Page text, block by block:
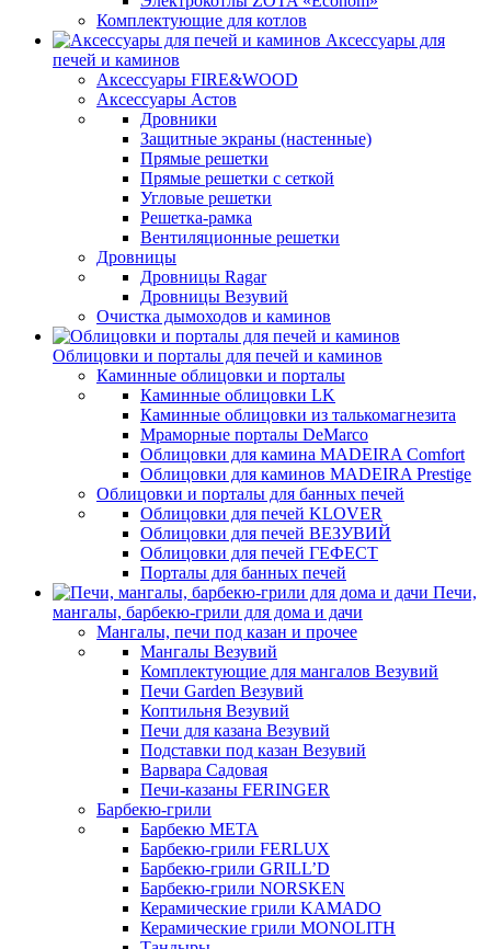
Комплектующие для котлов
Аксессуары для
печей и каминов
Аксессуары FIRE&WOOD
Аксессуары Астов
Дровники
Защитные экраны (настенные)
Прямые решетки
Прямые решетки с сеткой
Угловые решетки
Решетка-рамка
Вентиляционные решетки
Дровницы
Дровницы Ragar
Дровницы Везувий
Очистка дымоходов и каминов
Облицовки и порталы для печей и каминов
Каминные облицовки и порталы
Каминные облицовки LK
Каминные облицовки из талькомагнезита
Мраморные порталы DeMarco
Облицовки для камина MADEIRA Comfort
Облицовки для каминов MADEIRA Prestige
Облицовки и порталы для банных печей
Облицовки для печей KLOVER
Облицовки для печей ВЕЗУВИЙ
Облицовки для печей ГЕФЕСТ
Порталы для банных печей
Печи,
мангалы, барбекю-грили для дома и дачи
Мангалы, печи под казан и прочее
Мангалы Везувий
Комплектующие для мангалов Везувий
Печи Garden Везувий
Коптильня Везувий
Печи для казана Везувий
Подставки под казан Везувий
Варвара Садовая
Печи-казаны FERINGER
Барбекю-грили
Барбекю МЕТА
Барбекю-грили FERLUX
Барбекю-грили GRILL’D
Барбекю-грили NORSKEN
Керамические грили KAMADO
Керамические грили MONOLITH